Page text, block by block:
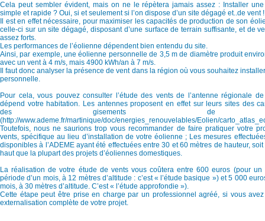
Cela peut sembler évident, mais on ne le répètera jamais assez : Installer
simple et rapide ? Oui, si et seulement si l’on dispose d’un site dégagé et..de vent !
Il est en effet nécessaire, pour maximiser les capacités de production de son
celle-ci sur un site dégagé, disposant d’une surface de terrain suffisante, et de
assez forts.
Les performances de l’éolienne dépendent bien entendu du site.
Ainsi, par exemple, une éolienne personnelle de 3,5 m de diamètre produit
avec un vent à 4 m/s, mais 4900 kWh/an à 7 m/s.
Il faut donc analyser la présence de vent dans la région où vous souhaitez
personnelle.
Pour cela, vous pouvez consulter l’étude des vents de l’antenne régionale de
dépend votre habitation. Les antennes proposent en effet sur leurs sites des
des gisements de
(http://www.ademe.fr/martinique/doc/energies_renouvelables/Eolien/
Toutefois, nous ne saurions trop vous recommander de faire pratiquer votre
vents, spécifique au lieu d’installation de votre éolienne ; Les mesures
disponibles à l’ADEME ayant été effectuées entre 30 et 60 mètres de hauteur,
haut que la plupart des projets d’éoliennes domestiques.
La réalisation de votre étude de vents vous coûtera entre 600 euros (pour un
période d’un mois, à 12 mètres d’altitude : c’est « l’étude basique ») et 5 000
mois, à 30 mètres d’altitude. C’est « l’étude approfondie »).
Cette étape peut être prise en charge par un professionnel agréé, si vous
externalisation complète de votre projet.